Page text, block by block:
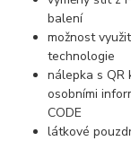
balení
možnost
technologie
nálepka s QR
osobními
CODE
látkové